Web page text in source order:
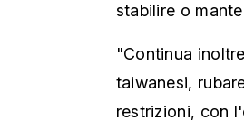
stabilire o
"Continua
taiwanesi,
restrizioni, con